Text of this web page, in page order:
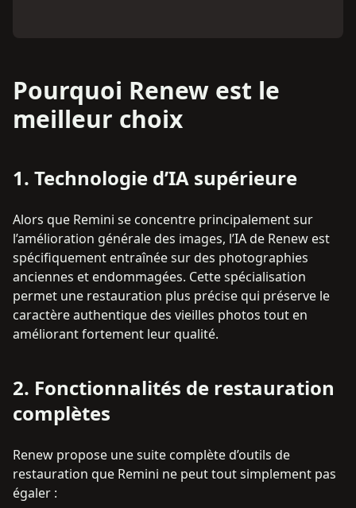
Pourquoi Renew est le
meilleur choix
1. Technologie d’IA supérieure
Alors que Remini se concentre principalement sur
l’amélioration générale des images, l’IA de Renew est
spécifiquement entraînée sur des photographies
anciennes et endommagées. Cette spécialisation
permet une restauration plus précise qui préserve le
caractère authentique des vieilles photos tout en
améliorant fortement leur qualité.
2. Fonctionnalités de restauration
complètes
Renew propose une suite complète d’outils de
restauration que Remini ne peut tout simplement pas
égaler :